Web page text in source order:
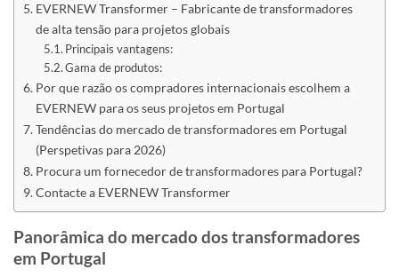
EVERNEW Transformer – Fabricante de transformadores
de alta tensão para projetos globais
Principais vantagens:
Gama de produtos:
Por que razão os compradores internacionais escolhem a
EVERNEW para os seus projetos em Portugal
Tendências do mercado de transformadores em Portugal
(Perspetivas para 2026)
Procura um fornecedor de transformadores para Portugal?
Contacte a EVERNEW Transformer
Panorâmica do mercado dos transformadores
em Portugal